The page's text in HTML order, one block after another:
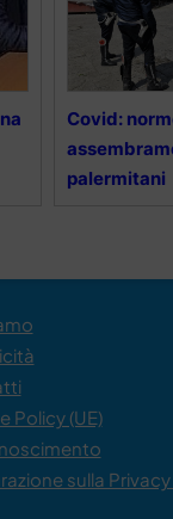
Covid:
palermitani
Policy (UE)
sulla Privacy